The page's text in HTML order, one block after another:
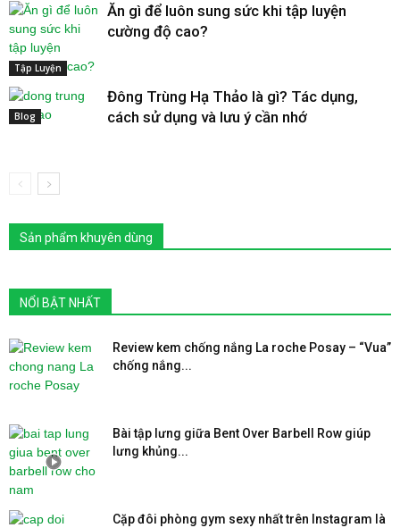
Tập Luyện
Ăn gì để luôn sung sức khi tập luyện
cường độ cao?
Blog
Đông Trùng Hạ Thảo là gì? Tác dụng,
cách sử dụng và lưu ý cần nhớ
Sản phẩm khuyên dùng
NỔI BẬT NHẤT
Review kem chống nắng La roche Posay – “Vua”
chống nắng...
Bài tập lưng giữa Bent Over Barbell Row giúp
lưng khủng...
Cặp đôi phòng gym sexy nhất trên Instagram là